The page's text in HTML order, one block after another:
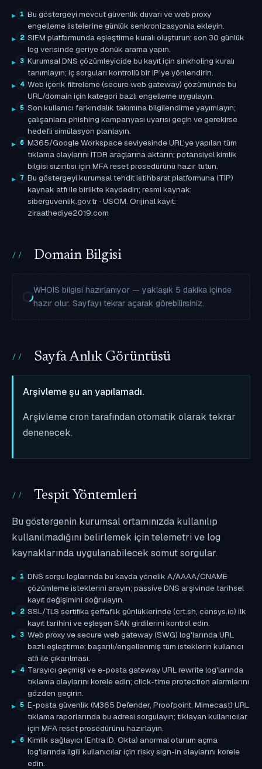
1 Bu göstergeyi mevcut güvenlik duvarı ve web proxy
engelleme listelerine günlük senkronizasyonla ekleyin.
2 SIEM platformunda eşleştirme kuralı oluşturun; son 30 günlük
log verisinde geriye dönük arama yapın.
3 Kurumsal DNS çözümleyicide bu kayıt için sinkholing kuralı
tanımlayın; iç sorguları kontrollü bir IP'ye yönlendirin.
4 Web içerik filtreleme (secure web gateway) çözümünde bu
URL/domain için kategori bazlı engelleme uygulayın.
5 Son kullanıcı farkındalık takımına bilgilendirme yayımlayın;
çalışanlara phishing kampanyası uyarısı geçin ve gerekirse
hedefli simülasyon planlayın.
6 M365/Google Workspace seviyesinde URL'ye yapılan tüm
tıklama olaylarını ITDR araçlarına aktarın; potansiyel kimlik
bilgisi sızıntısı için MFA reset prosedürünü hazır tutun.
7 Bu göstergeyi kurumsal tehdit istihbarat platformuna (TIP)
kaynak atfı ile birlikte kaydedin; resmi kaynak:
siberguvenlik.gov.tr · USOM. Orijinal kayıt:
ziraathediye2019.com
Domain Bilgisi
WHOIS bilgisi hazırlanıyor — yaklaşık 5 dakika içinde
hazır olur. Sayfayı tekrar açarak görebilirsiniz.
Sayfa Anlık Görüntüsü
Arşivleme şu an yapılamadı.
Arşivleme cron tarafından otomatik olarak tekrar
denenecek.
Tespit Yöntemleri
Bu göstergenin kurumsal ortamınızda kullanılıp
kullanılmadığını belirlemek için telemetri ve log
kaynaklarında uygulanabilecek somut sorgular.
1 DNS sorgu loglarında bu kayda yönelik A/AAAA/CNAME
çözümleme isteklerini arayın; passive DNS arşivinde tarihsel
kayıt değişimini doğrulayın.
2 SSL/TLS sertifika şeffaflık günlüklerinde (crt.sh, censys.io) ilk
kayıt tarihini ve eşleşen SAN girdilerini kontrol edin.
3 Web proxy ve secure web gateway (SWG) log'larında URL
bazlı eşleştirme; başarılı/engellenmiş tüm isteklerin kullanıcı
atfı ile çıkarılması.
4 Tarayıcı geçmişi ve e-posta gateway URL rewrite log'larında
tıklama olaylarını korele edin; click-time protection alarmlarını
gözden geçirin.
5 E-posta güvenlik (M365 Defender, Proofpoint, Mimecast) URL
tıklama raporlarında bu adresi sorgulayın; tıklayan kullanıcılar
için MFA reset prosedürünü hazırlayın.
6 Kimlik sağlayıcı (Entra ID, Okta) anormal oturum açma
log'larında ilgili kullanıcılar için risky sign-in olaylarını korele
edin.